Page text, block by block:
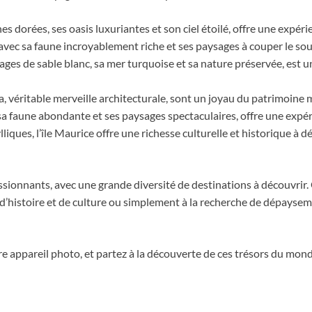
dorées, ses oasis luxuriantes et son ciel étoilé, offre une
sa faune incroyablement riche et ses paysages à couper le
de sable blanc, sa mer turquoise et sa nature préservée,
véritable merveille architecturale, sont un joyau du patrimoine
faune abondante et ses paysages spectaculaires, offre une
l’île Maurice offre une richesse culturelle et historique à
avec une grande diversité de destinations à
et de culture ou simplement à la recherche de
appareil photo, et partez à la découverte de ces trésors du